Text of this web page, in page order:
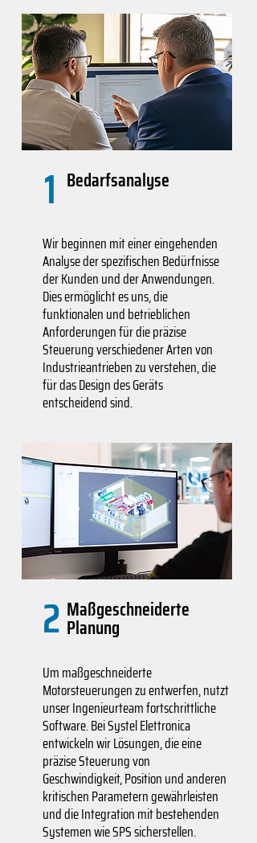
1 Bedarfsanalyse
Wir beginnen mit einer eingehenden
Analyse der spezifischen Bedürfnisse
der Kunden und der Anwendungen.
Dies ermöglicht es uns, die
funktionalen und betrieblichen
Anforderungen für die präzise
Steuerung verschiedener Arten von
Industrieantrieben zu verstehen, die
für das Design des Geräts
entscheidend sind.
2 Maßgeschneiderte
Planung
Um maßgeschneiderte
Motorsteuerungen zu entwerfen, nutzt
unser Ingenieurteam fortschrittliche
Software. Bei Systel Elettronica
entwickeln wir Lösungen, die eine
präzise Steuerung von
Geschwindigkeit, Position und anderen
kritischen Parametern gewährleisten
und die Integration mit bestehenden
Systemen wie SPS sicherstellen.